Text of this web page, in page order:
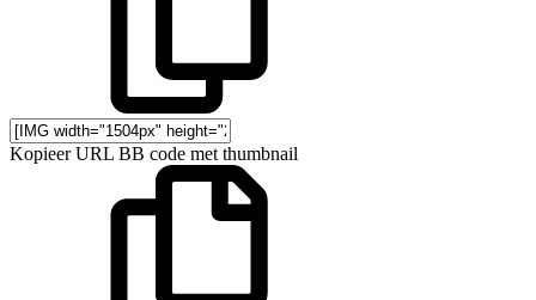
Kopieer URL BB code met thumbnail